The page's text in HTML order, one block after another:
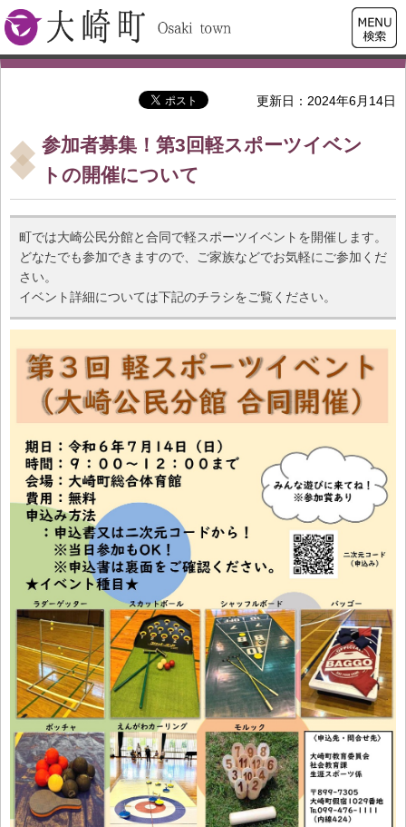
大崎町
検索・
共通メ
ニュー
更新日：2024年6月14日
参加者募集！第3回軽スポーツイベン
トの開催について
町では大崎公民分館と合同で軽スポーツイベントを開催します。
どなたでも参加できますので、ご家族などでお気軽にご参加くだ
さい。
イベント詳細については下記のチラシをご覧ください。